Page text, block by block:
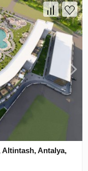
Altintash, Antalya,